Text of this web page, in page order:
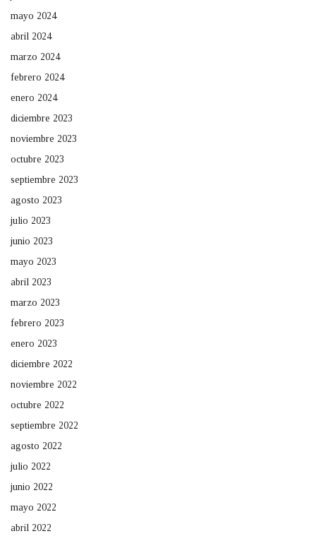
mayo 2024
abril 2024
marzo 2024
febrero 2024
enero 2024
diciembre 2023
noviembre 2023
octubre 2023
septiembre 2023
agosto 2023
julio 2023
junio 2023
mayo 2023
abril 2023
marzo 2023
febrero 2023
enero 2023
diciembre 2022
noviembre 2022
octubre 2022
septiembre 2022
agosto 2022
julio 2022
junio 2022
mayo 2022
abril 2022